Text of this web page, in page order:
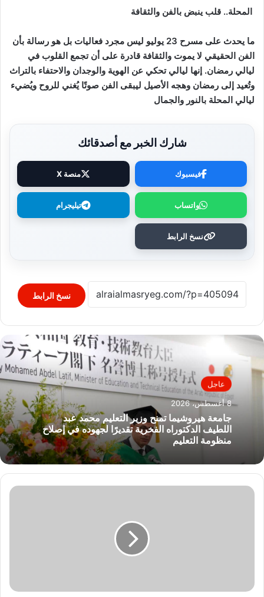
المحلة.. قلب ينبض بالفن والثقافة
ما يحدث على مسرح يوليو ليس مجرد فعاليات بل هو رسالة بأن
الفن الحقيقي لا يموت والثقافة قادرة على أن تجمع القلوب في
ليالي رمضان. إنها ليالي تحكي عن الهوية والوجدان والاحتفاء بالتراث
وتُعيد إلى رمضان وهجه الأصيل ليبقى الفن صوتًا يُغني للروح ويُضيء
ليالي المحلة بالنور والجمال
شارك الخبر مع أصدقائك
فيسبوك منصة X
واتساب تيليجرام
نسخ الرابط
نسخ الرابط
عاجل
8 أغسطس، 2026
جامعة هيروشيما تمنح وزير التعليم محمد عبد
اللطيف الدكتوراه الفخرية تقديرًا لجهوده في إصلاح
منظومة التعليم
ليالي
يوم